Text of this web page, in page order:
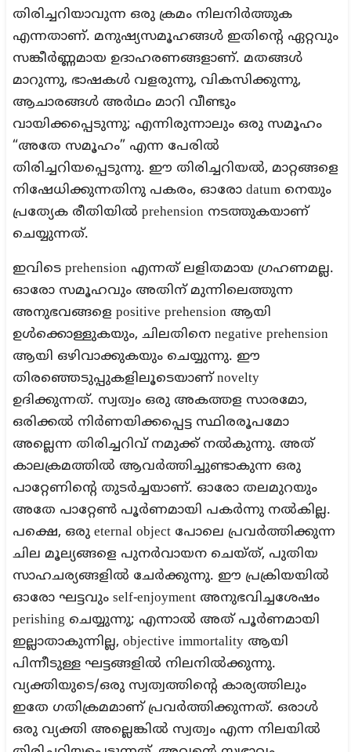
തിരിച്ചറിയാവുന്ന ഒരു ക്രമം നിലനിർത്തുക
എന്നതാണ്. മനുഷ്യസമൂഹങ്ങൾ ഇതിന്റെ ഏറ്റവും
സങ്കീർണ്ണമായ ഉദാഹരണങ്ങളാണ്. മതങ്ങൾ
മാറുന്നു, ഭാഷകൾ വളരുന്നു, വികസിക്കുന്നു,
ആചാരങ്ങൾ അർഥം മാറി വീണ്ടും
വായിക്കപ്പെടുന്നു; എന്നിരുന്നാലും ഒരു സമൂഹം
“അതേ സമൂഹം” എന്ന പേരിൽ
തിരിച്ചറിയപ്പെടുന്നു. ഈ തിരിച്ചറിയൽ, മാറ്റങ്ങളെ
നിഷേധിക്കുന്നതിനു പകരം, ഓരോ datum നെയും
പ്രത്യേക രീതിയിൽ prehension നടത്തുകയാണ്
ചെയ്യുന്നത്.
ഇവിടെ prehension എന്നത് ലളിതമായ ഗ്രഹണമല്ല.
ഓരോ സമൂഹവും അതിന് മുന്നിലെത്തുന്ന
അനുഭവങ്ങളെ positive prehension ആയി
ഉൾക്കൊള്ളുകയും, ചിലതിനെ negative prehension
ആയി ഒഴിവാക്കുകയും ചെയ്യുന്നു. ഈ
തിരഞ്ഞെടുപ്പുകളിലൂടെയാണ് novelty
ഉദിക്കുന്നത്. സ്വത്വം ഒരു അകത്തള സാരമോ,
ഒരിക്കൽ നിർണയിക്കപ്പെട്ട സ്ഥിരരൂപമോ
അല്ലെന്ന തിരിച്ചറിവ് നമുക്ക് നൽകുന്നു. അത്
കാലക്രമത്തിൽ ആവർത്തിച്ചുണ്ടാകുന്ന ഒരു
പാറ്റേണിന്റെ തുടർച്ചയാണ്. ഓരോ തലമുറയും
അതേ പാറ്റേൺ പൂർണമായി പകർന്നു നൽകില്ല.
പക്ഷെ, ഒരു eternal object പോലെ പ്രവർത്തിക്കുന്ന
ചില മൂല്യങ്ങളെ പുനർവായന ചെയ്ത്, പുതിയ
സാഹചര്യങ്ങളിൽ ചേർക്കുന്നു. ഈ പ്രക്രിയയിൽ
ഓരോ ഘട്ടവും self-enjoyment അനുഭവിച്ചശേഷം
perishing ചെയ്യുന്നു; എന്നാൽ അത് പൂർണമായി
ഇല്ലാതാകുന്നില്ല, objective immortality ആയി
പിന്നീടുള്ള ഘട്ടങ്ങളിൽ നിലനിൽക്കുന്നു.
വ്യക്തിയുടെ/ഒരു സ്വത്വത്തിന്റെ കാര്യത്തിലും
ഇതേ ഗതിക്രമമാണ് പ്രവർത്തിക്കുന്നത്. ഒരാൾ
ഒരു വ്യക്തി അല്ലെങ്കിൽ സ്വത്വം എന്ന നിലയിൽ